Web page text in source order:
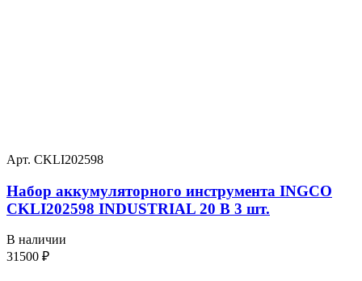
Арт. CKLI202598
Набор аккумуляторного инструмента INGCO
CKLI202598 INDUSTRIAL 20 В 3 шт.
В наличии
31500 ₽